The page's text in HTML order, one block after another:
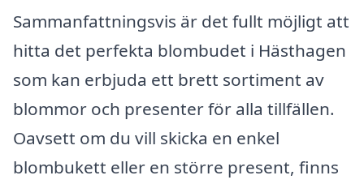
Sammanfattningsvis är det fullt möjligt att
hitta det perfekta blombudet i Hästhagen
som kan erbjuda ett brett sortiment av
blommor och presenter för alla tillfällen.
Oavsett om du vill skicka en enkel
blombukett eller en större present, finns